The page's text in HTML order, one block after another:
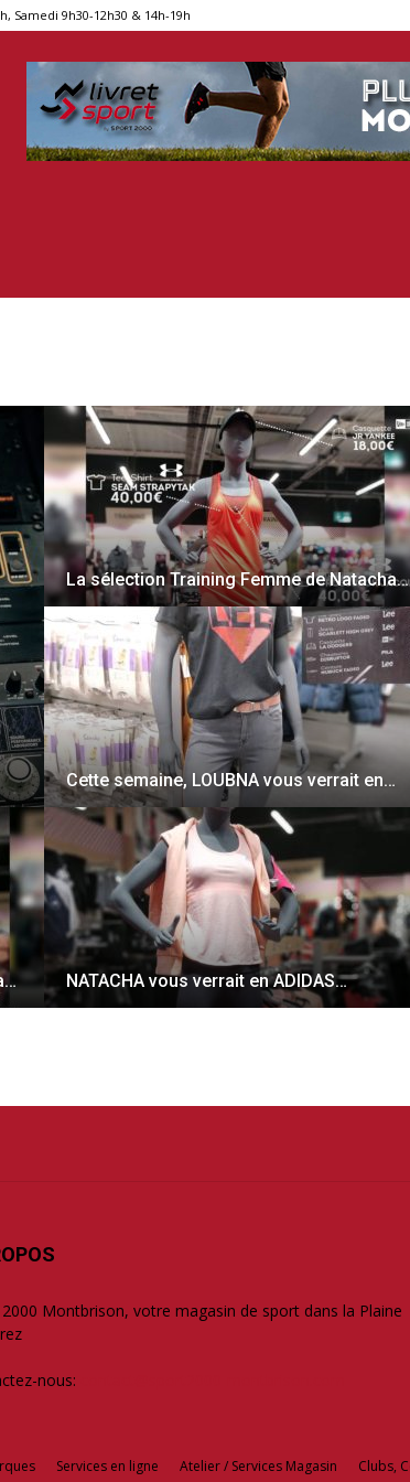
Samedi 9h30-12h30 & 14h-19h
La sélection Training Femme de Natacha…
Cette semaine, LOUBNA vous verrait en…
NATACHA vous verrait en ADIDAS…
Montbrison, votre magasin de sport dans la Plaine
nous:
Services en ligne Atelier / Services Magasin Clubs,